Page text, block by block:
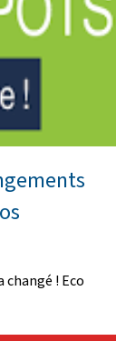
changé ! Eco